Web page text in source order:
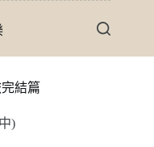
結篇
)